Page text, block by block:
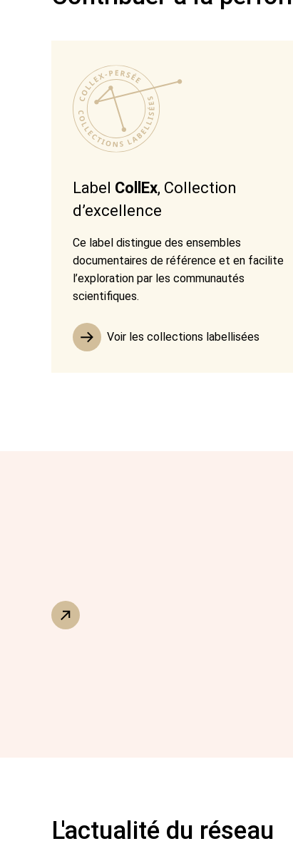
Label CollEx, Collection
d’excellence
Ce label distingue des ensembles
documentaires de référence et en facilite
l’exploration par les communautés
scientifiques.
Voir les collections labellisées
L'actualité du réseau